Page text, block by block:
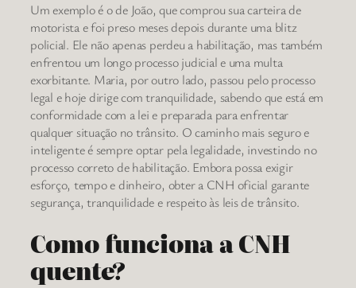
Um exemplo é o de João, que comprou sua carteira de
motorista e foi preso meses depois durante uma blitz
policial. Ele não apenas perdeu a habilitação, mas também
enfrentou um longo processo judicial e uma multa
exorbitante. Maria, por outro lado, passou pelo processo
legal e hoje dirige com tranquilidade, sabendo que está em
conformidade com a lei e preparada para enfrentar
qualquer situação no trânsito. O caminho mais seguro e
inteligente é sempre optar pela legalidade, investindo no
processo correto de habilitação. Embora possa exigir
esforço, tempo e dinheiro, obter a CNH oficial garante
segurança, tranquilidade e respeito às leis de trânsito.
Como funciona a CNH
quente?